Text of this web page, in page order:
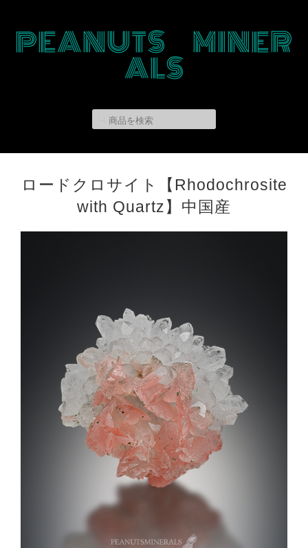
PEANUTS MINER
ALS
ロードクロサイト【Rhodochrosite
with Quartz】中国産